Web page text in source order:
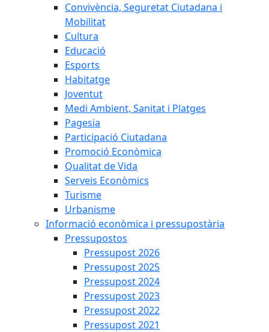
Convivència, Seguretat Ciutadana i
Mobilitat
Cultura
Educació
Esports
Habitatge
Joventut
Medi Ambient, Sanitat i Platges
Pagesia
Participació Ciutadana
Promoció Econòmica
Qualitat de Vida
Serveis Econòmics
Turisme
Urbanisme
Informació econòmica i pressupostària
Pressupostos
Pressupost 2026
Pressupost 2025
Pressupost 2024
Pressupost 2023
Pressupost 2022
Pressupost 2021